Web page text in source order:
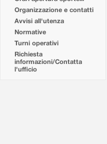
Organizzazione e contatti
Avvisi all'utenza
Normative
Turni operativi
Richiesta
informazioni/Contatta
l'ufficio